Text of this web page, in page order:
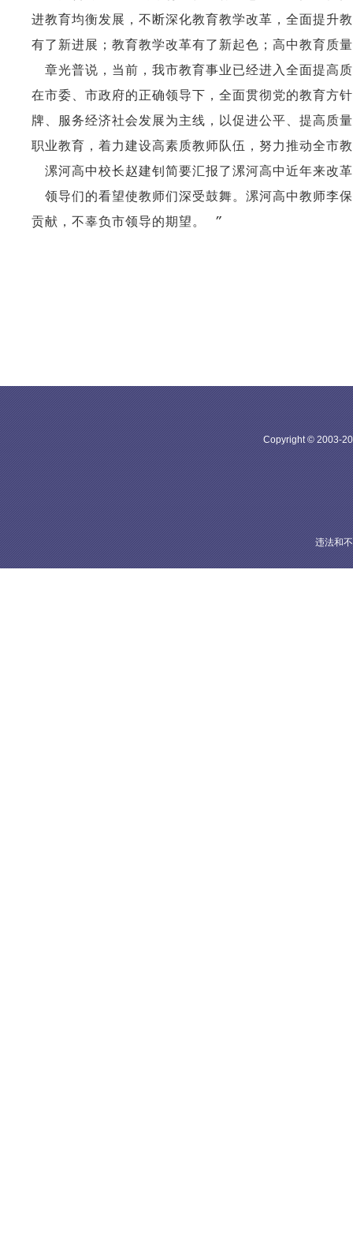
进教育均衡发展，不断深化教育教学改革，全面提升
有了新进展；教育教学改革有了新起色；高中教育质
章光普说，当前，我市教育事业已经进入全面提高
在市委、市政府的正确领导下，全面贯彻党的教育方
牌、服务经济社会发展为主线，以促进公平、提高质
职业教育，着力建设高素质教师队伍，努力推动全市
漯河高中校长赵建钊简要汇报了漯河高中近年来改
领导们的看望使教师们深受鼓舞。漯河高中教师李
贡献，不辜负市领导的期望。 ”
Copyright © 2003-
违法和